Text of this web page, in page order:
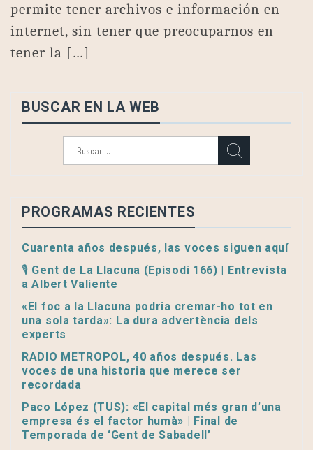
permite tener archivos e información en
internet, sin tener que preocuparnos en
tener la […]
BUSCAR EN LA WEB
PROGRAMAS RECIENTES
Cuarenta años después, las voces siguen aquí
🎙️ Gent de La Llacuna (Episodi 166) | Entrevista
a Albert Valiente
«El foc a la Llacuna podria cremar-ho tot en
una sola tarda»: La dura advertència dels
experts
RADIO METROPOL, 40 años después. Las
voces de una historia que merece ser
recordada
Paco López (TUS): «El capital més gran d’una
empresa és el factor humà» | Final de
Temporada de ‘Gent de Sabadell’